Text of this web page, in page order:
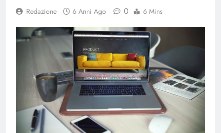
Redazione 6 Anni Ago 0 6 Mins